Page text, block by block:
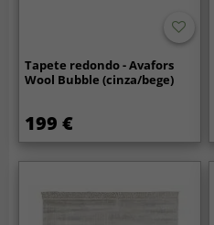
Tapete redondo - Avafors
Wool Bubble (cinza/bege)
199 €